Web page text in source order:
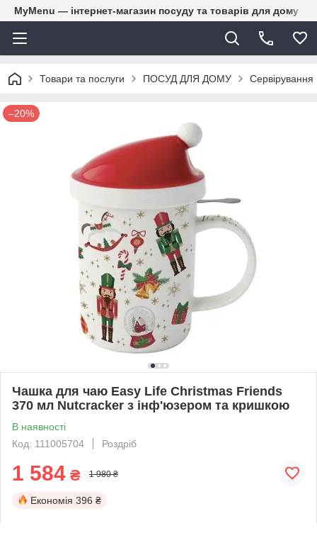
MyMenu — інтернет-магазин посуду та товарів для дому
Товари та послуги ПОСУД ДЛЯ ДОМУ Сервірування
–20%
Чашка для чаю Easy Life Christmas Friends
370 мл Nutcracker з інф'юзером та кришкою
В наявності
Код: 111005704
Роздріб
1 584 ₴ 1 980 ₴
Економія 396 ₴